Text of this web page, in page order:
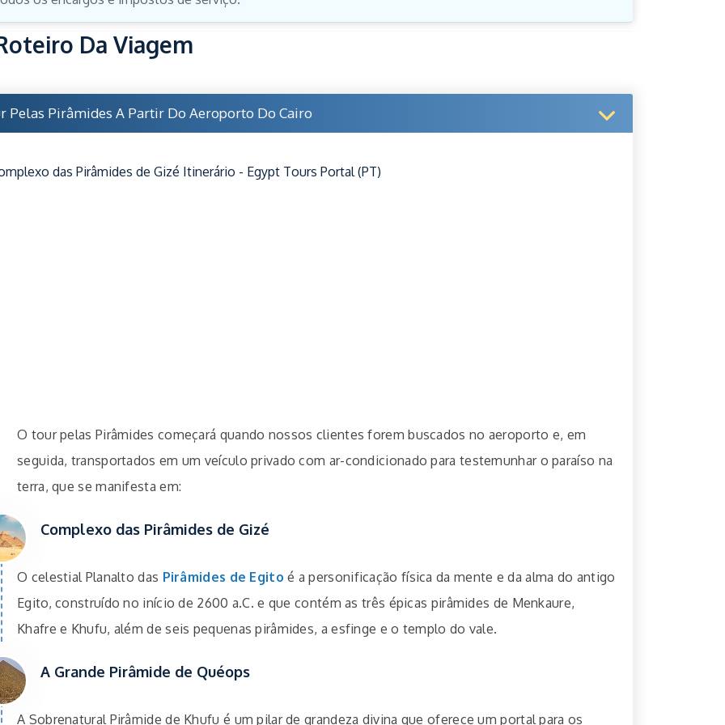
Da Viagem
Pelas Pirâmides A Partir Do Aeroporto Do Cairo
O tour pelas Pirâmides começará quando nossos clientes forem buscados no aeroporto e, em
seguida, transportados em um veículo privado com ar-condicionado para testemunhar o paraíso na
terra, que se manifesta em:
Complexo das Pirâmides de Gizé
O celestial Planalto das Pirâmides de Egito é a personificação física da mente e da alma do antigo
Egito, construído no início de 2600 a.C. e que contém as três épicas pirâmides de Menkaure,
Khafre e Khufu, além de seis pequenas pirâmides, a esfinge e o templo do vale.
A Grande Pirâmide de Quéops
A Sobrenatural Pirâmide de Khufu é um pilar de grandeza divina que oferece um portal para os